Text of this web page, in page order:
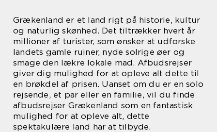
Grækenland er et land rigt på historie, kultur
og naturlig skønhed. Det tiltrækker hvert år
millioner af turister, som ønsker at udforske
landets gamle ruiner, nyde solrige øer og
smage den lækre lokale mad. Afbudsrejser
giver dig mulighed for at opleve alt dette til
en brøkdel af prisen. Uanset om du er en solo
rejsende, et par eller en familie, vil du finde
afbudsrejser Grækenland som en fantastisk
mulighed for at opleve alt, dette
spektakulære land har at tilbyde.